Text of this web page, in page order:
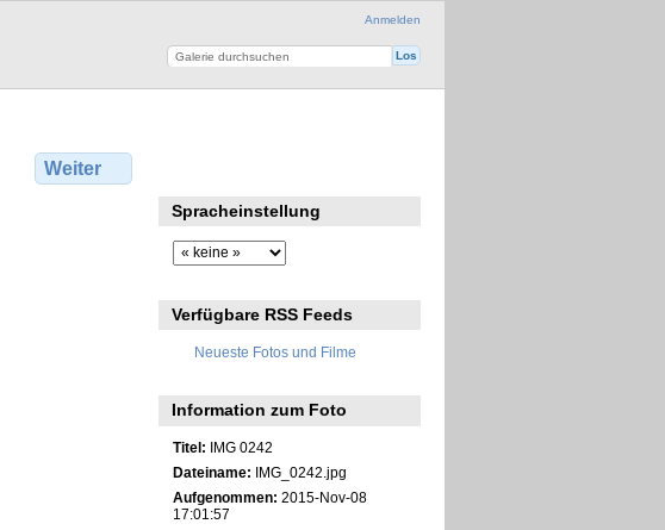
Anmelden
Weiter
Spracheinstellung
Verfügbare RSS Feeds
Neueste Fotos und Filme
Information zum Foto
Titel: IMG 0242
Dateiname: IMG_0242.jpg
Aufgenommen: 2015-Nov-08
17:01:57